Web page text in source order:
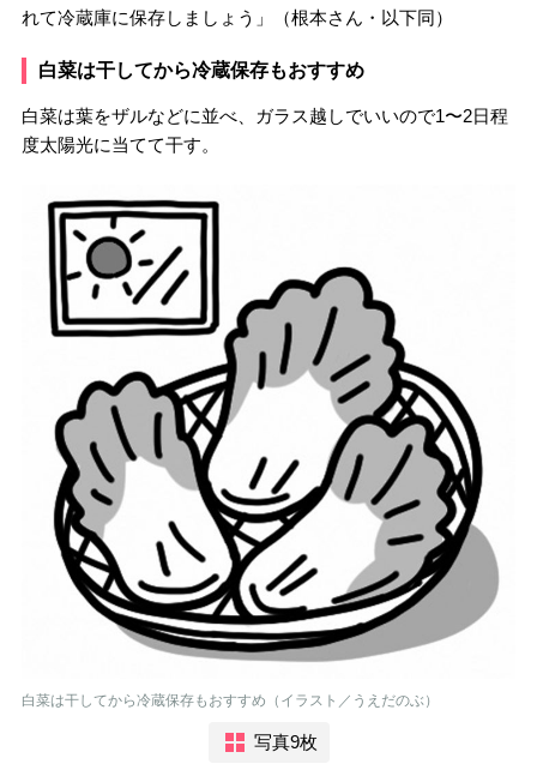
れて冷蔵庫に保存しましょう」（根本さん・以下同）
白菜は干してから冷蔵保存もおすすめ
白菜は葉をザルなどに並べ、ガラス越しでいいので1〜2日程
度太陽光に当てて干す。
白菜は干してから冷蔵保存もおすすめ（イラスト／うえだのぶ）
写真9枚